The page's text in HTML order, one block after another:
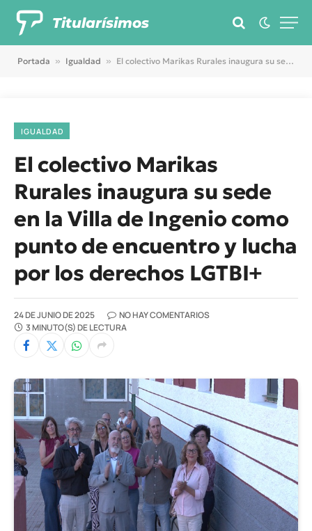
Titularísimos
Portada » Igualdad » El colectivo Marikas Rurales inaugura su sede en la Villa de Ingenio como punto de encuentro y lucha por los derechos LGTBI+
IGUALDAD
El colectivo Marikas
Rurales inaugura su sede
en la Villa de Ingenio como
punto de encuentro y lucha
por los derechos LGTBI+
24 DE JUNIO DE 2025
NO HAY COMENTARIOS
3 MINUTO(S) DE LECTURA